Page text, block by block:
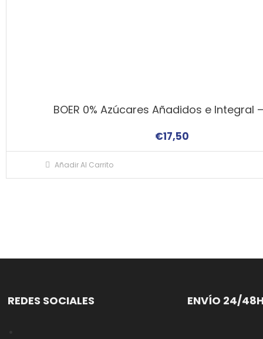
BOER 0% Azúcares Añadidos e Integral
€17,50
Añadir Al Carrito
REDES SOCIALES ENVÍO 24/